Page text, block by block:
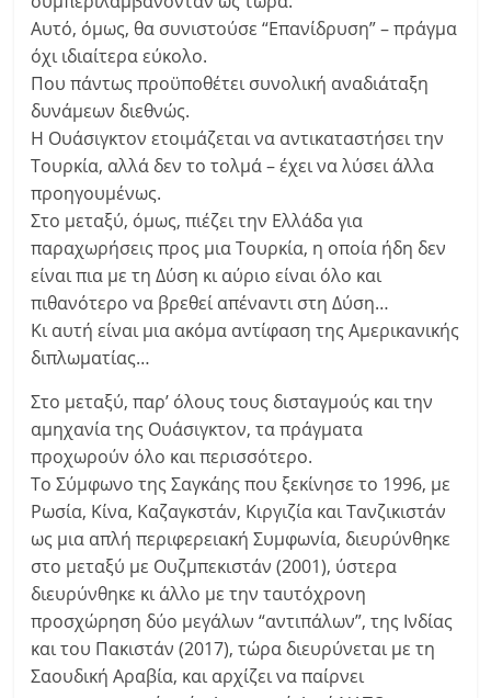
Αυτό, όμως, θα συνιστούσε “Επανίδρυση” – πράγμα
όχι ιδιαίτερα εύκολο.
Που πάντως προϋποθέτει συνολική αναδιάταξη
δυνάμεων διεθνώς.
Η Ουάσιγκτον ετοιμάζεται να αντικαταστήσει την
Τουρκία, αλλά δεν το τολμά – έχει να λύσει άλλα
προηγουμένως.
Στο μεταξύ, όμως, πιέζει την Ελλάδα για
παραχωρήσεις προς μια Τουρκία, η οποία ήδη δεν
είναι πια με τη Δύση κι αύριο είναι όλο και
πιθανότερο να βρεθεί απέναντι στη Δύση…
Κι αυτή είναι μια ακόμα αντίφαση της Αμερικανικής
διπλωματίας…
Στο μεταξύ, παρ’ όλους τους δισταγμούς και την
αμηχανία της Ουάσιγκτον, τα πράγματα
προχωρούν όλο και περισσότερο.
Το Σύμφωνο της Σαγκάης που ξεκίνησε το 1996, με
Ρωσία, Κίνα, Καζαγκστάν, Κιργιζία και Τανζικιστάν
ως μια απλή περιφερειακή Συμφωνία, διευρύνθηκε
στο μεταξύ με Ουζμπεκιστάν (2001), ύστερα
διευρύνθηκε κι άλλο με την ταυτόχρονη
προσχώρηση δύο μεγάλων “αντιπάλων”, της Ινδίας
και του Πακιστάν (2017), τώρα διευρύνεται με τη
Σαουδική Αραβία, και αρχίζει να παίρνει